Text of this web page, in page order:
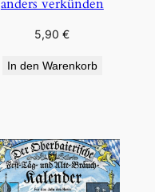
5,90€
In den Warenkorb